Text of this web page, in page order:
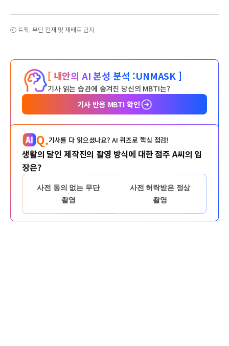
ⓒ 트윅, 무단 전재 및 재배포 금지
[ 내안의 AI 본성 분석 :UNMASK ]
기사 읽는 습관에 숨겨진 당신의 MBTI는?
기사 반응 MBTI 확인
Q.기사를 다 읽으셨나요? AI 퀴즈로 핵심 점검!
생활의 달인 제작진의 촬영 방식에 대한 점주 A씨의 입
장은?
사전 동의 없는 무단
촬영
사전 허락받은 정상
촬영